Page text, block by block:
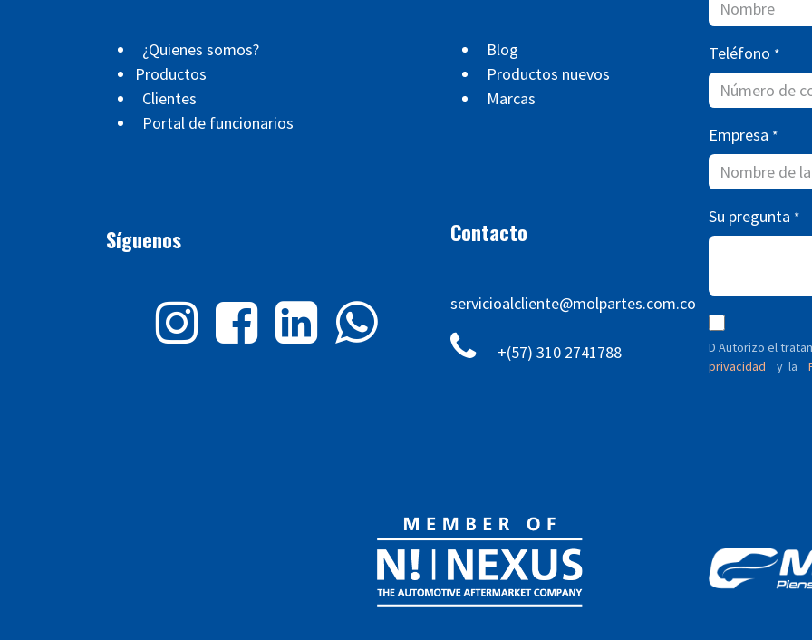
¿Quienes somos?
Productos
Clientes
Portal de funcionarios
Síguenos
Blog
Productos nuevos
Marcas
Contacto
servicioalcliente@molpartes.com.co
+(57) 310 2741788
Teléfono *
Empresa *
Su pregunta *
D Autorizo ​​el
privacidad
y la